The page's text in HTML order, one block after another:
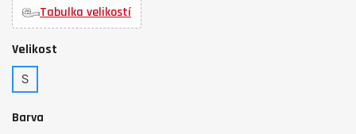
Tabulka velikostí
Velikost
S
Barva